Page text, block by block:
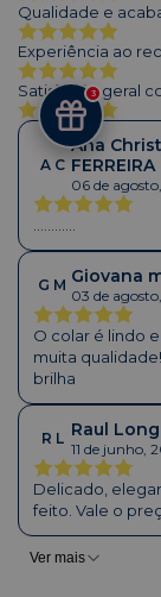
Qualidade e
Experiência ao
Satisfação geral
A C
Ana
FERREIRA
06 de
G M Giovana
03 de
O colar é lindo
muita
brilha
R L Raul
11 de junho,
Delicado,
feito. Vale o
Ver mais
3